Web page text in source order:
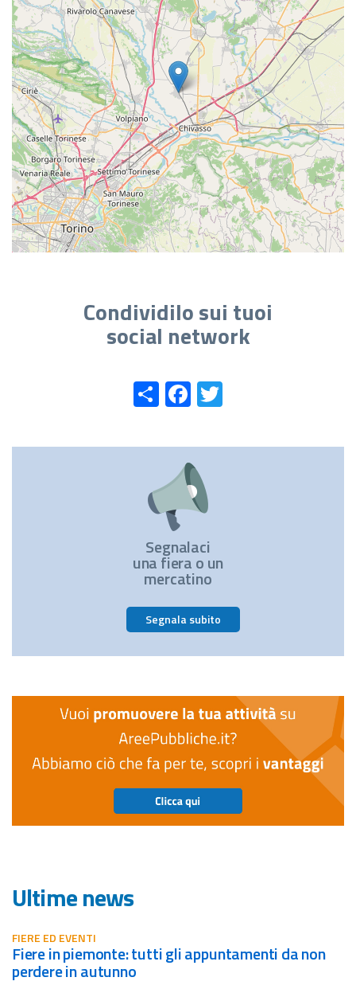
Condividilo sui tuoi
social network
ShareFacebook
Segnalaci
una fiera o un
mercatino
Segnala subito
Ultime news
FIERE ED EVENTI
fiere in piemonte: tutti gli appuntamenti da non
perdere in autunno